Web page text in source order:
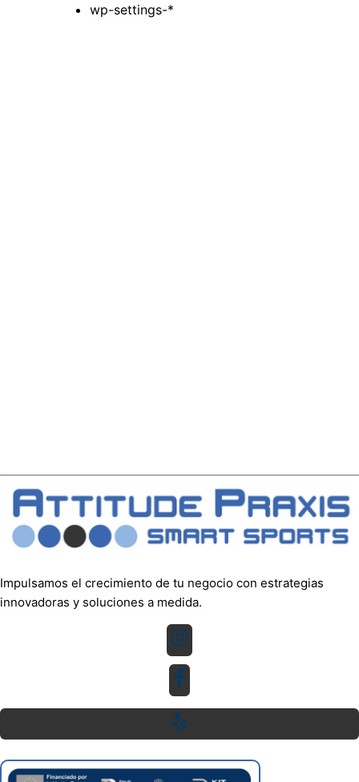
wp-settings-*
Impulsamos el crecimiento de tu negocio con estrategias
innovadoras y soluciones a medida.